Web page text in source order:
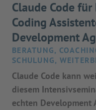
Claude Code
Coding
Development
BERATUNG,
SCHULUNG,
Claude Code kann
diesem
echten Development